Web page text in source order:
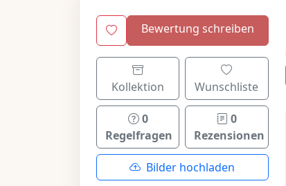
Bewertung schreiben
Kollektion Wunschliste
0
Regelfragen
0
Rezensionen
Bilder hochladen